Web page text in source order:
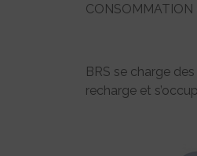
BRS se charge
recharge et